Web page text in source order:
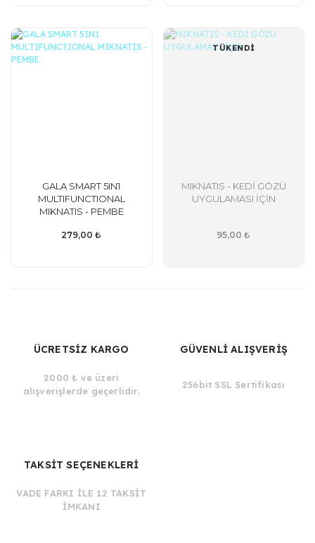
GALA SMART 5IN1
MULTIFUNCTIONAL
MIKNATIS - PEMBE
279,00 ₺
TÜKENDİ
MIKNATIS - KEDİ GÖZÜ
UYGULAMASI İÇİN
95,00 ₺
ÜCRETSİZ KARGO
2000 ₺ ve üzeri
alışverişlerde geçerlidir.
GÜVENLİ ALIŞVERİŞ
256bit SSL Sertifikası
TAKSİT SEÇENEKLERİ
VADE FARKI İLE 12 TAKSİT
İMKANI